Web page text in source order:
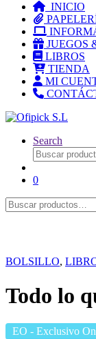
INICIO
JUEGOS
LIBROS
TIENDA
MI
Search
Buscar
por:
0
Buscar
por:
BOLSILLO,
Todo lo
EO - Exclusivo